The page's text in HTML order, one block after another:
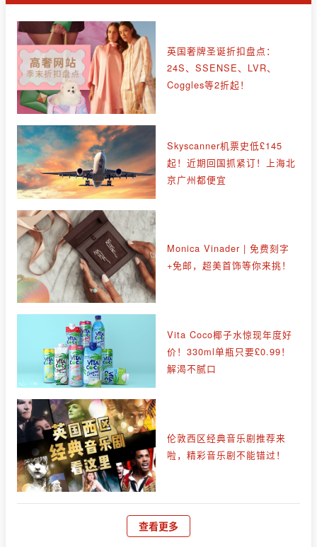
英国奢牌圣诞折扣盘点：
24S、SSENSE、LVR、
Coggles等2折起！
Skyscanner机票史低£145
起！近期回国抓紧订！上海北
京广州都便宜
Monica Vinader | 免费刻字
+免邮，超美首饰等你来挑！
Vita Coco椰子水惊现年度好
价！330ml单瓶只要£0.99！
解渴不腻口
伦敦西区经典音乐剧推荐来
啦，精彩音乐剧不能错过！
查看更多